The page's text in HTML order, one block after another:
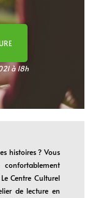
à 18h
histoires ? Vous
Centre Culturel
de lecture en